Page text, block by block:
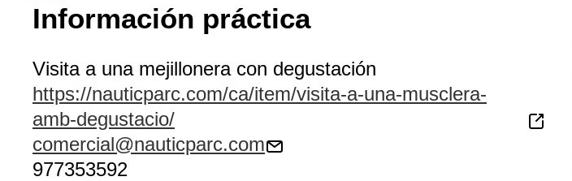
Información práctica
Visita a una mejillonera con degustación
https://nauticparc.com/ca/item/visita-a-una-musclera-
amb-degustacio/
comercial@nauticparc.com
977353592